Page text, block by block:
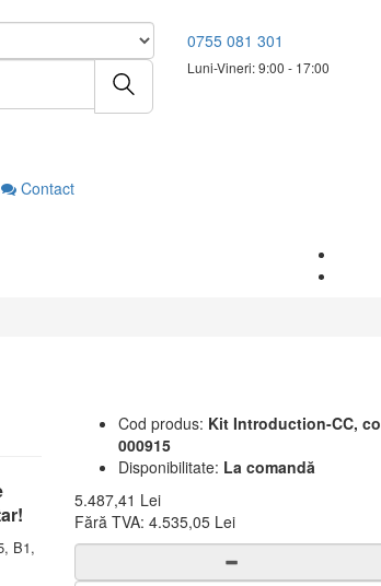
0755 081 301
Luni-Vineri: 9:00 - 17:00
Contact
B1,
Cod produs: Kit Introduction-CC,
000915
Disponibilitate: La comandă
5.487,41 Lei
Fără TVA: 4.535,05 Lei